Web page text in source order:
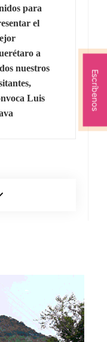
para
el
a
nuestros
Luis
Escríbenos